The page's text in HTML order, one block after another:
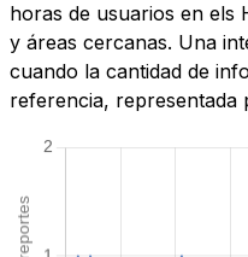
horas de usuarios en els
y áreas cercanas. Una
cuando la cantidad de
referencia, representada